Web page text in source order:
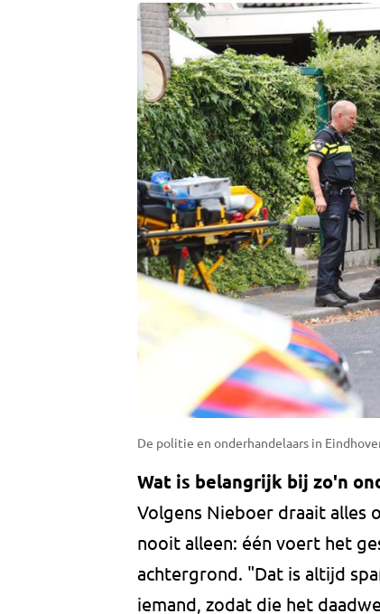
De politie en onderhandelaars in
Wat is belangrijk bij zo'n
Volgens Nieboer draait alles
nooit alleen: één voert het
achtergrond. "Dat is altijd
iemand, zodat die het